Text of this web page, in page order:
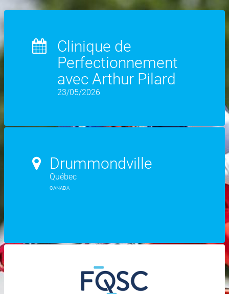
Clinique de
Perfectionnement
avec Arthur Pilard
23/05/2026
Drummondville
Québec
CANADA